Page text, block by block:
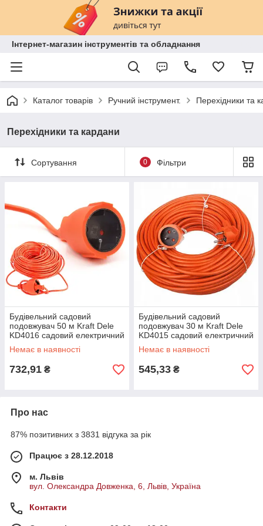
Інтернет-магазин інструментів та обладнання
Каталог товарів Ручний інструмент. Перехідники та
Перехідники та кардани
Сортування 0 Фільтри
Будівельний садовий
подовжувач 50 м Kraft Dele
KD4016 садовий електричний
подовжувач
Немає в наявності
732,91 ₴
Будівельний садовий
подовжувач 30 м Kraft Dele
KD4015 садовий електричний
подовжувач
Немає в наявності
545,33 ₴
Про нас
87% позитивних з 3831 відгука за рік
Працює з 28.12.2018
м. Львів
вул. Олександра Довженка, 6, Львів, Україна
Контакти